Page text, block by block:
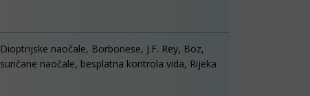
Dioptrijske naočale, Borbonese, J.F. Rey, Boz,
sunčane naočale, besplatna kontrola vida, Rijeka